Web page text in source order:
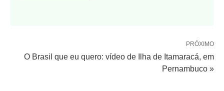
PRÓXIMO
O Brasil que eu quero: vídeo de Ilha de Itamaracá, em
Pernambuco »